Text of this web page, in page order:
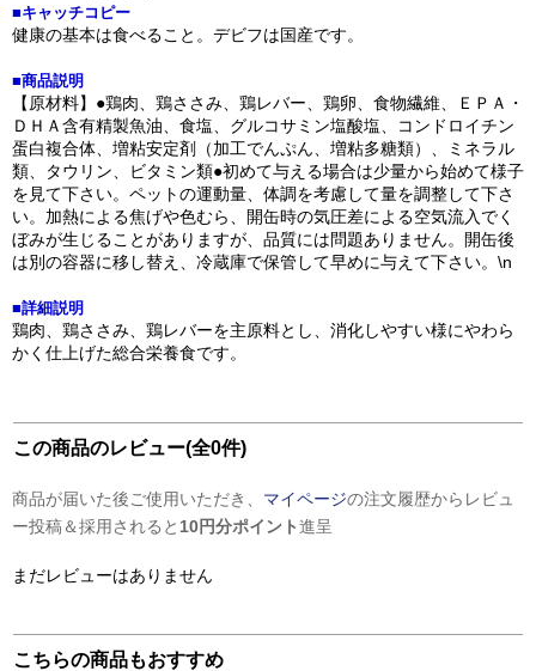
■キャッチコピー
健康の基本は食べること。デビフは国産です。
■商品説明
【原材料】●鶏肉、鶏ささみ、鶏レバー、鶏卵、食物繊維、ＥＰＡ・
ＤＨＡ含有精製魚油、食塩、グルコサミン塩酸塩、コンドロイチン
蛋白複合体、増粘安定剤（加工でんぷん、増粘多糖類）、ミネラル
類、タウリン、ビタミン類●初めて与える場合は少量から始めて様子
を見て下さい。ペットの運動量、体調を考慮して量を調整して下さ
い。加熱による焦げや色むら、開缶時の気圧差による空気流入でく
ぼみが生じることがありますが、品質には問題ありません。開缶後
は別の容器に移し替え、冷蔵庫で保管して早めに与えて下さい。\n
■詳細説明
鶏肉、鶏ささみ、鶏レバーを主原料とし、消化しやすい様にやわら
かく仕上げた総合栄養食です。
この商品のレビュー(全0件)
商品が届いた後ご使用いただき、 マイページの注文履歴からレビュ
ー投稿＆採用されると 10円分ポイント進呈
まだレビューはありません
こちらの商品もおすすめ